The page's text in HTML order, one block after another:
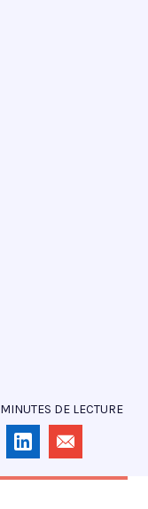
MINUTES DE LECTURE